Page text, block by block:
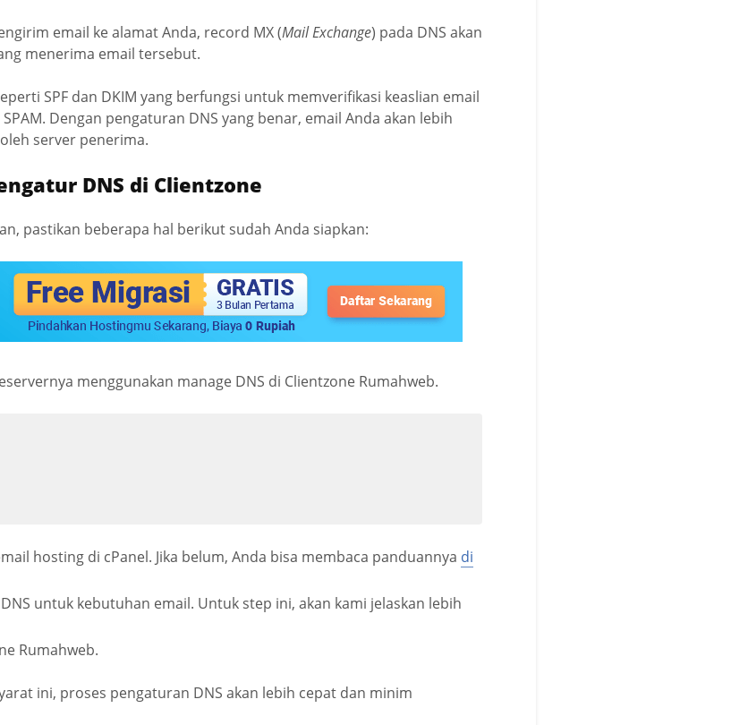
email ke alamat Anda, record MX (Mail Exchange) pada DNS akan
menerima email tersebut.
SPF dan DKIM yang berfungsi untuk memverifikasi keaslian email
Dengan pengaturan DNS yang benar, email Anda akan lebih
server penerima.
DNS di Clientzone
pastikan beberapa hal berikut sudah Anda siapkan:
menggunakan manage DNS di Clientzone Rumahweb.
hosting di cPanel. Jika belum, Anda bisa membaca panduannya di
untuk kebutuhan email. Untuk step ini, akan kami jelaskan lebih
Rumahweb.
ini, proses pengaturan DNS akan lebih cepat dan minim